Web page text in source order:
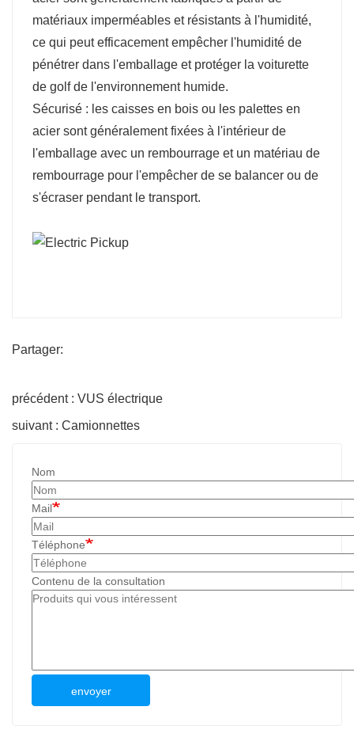
matériaux imperméables et résistants à l'humidité,
ce qui peut efficacement empêcher l'humidité de
pénétrer dans l'emballage et protéger la voiturette
de golf de l'environnement humide.
Sécurisé : les caisses en bois ou les palettes en
acier sont généralement fixées à l'intérieur de
l'emballage avec un rembourrage et un matériau de
rembourrage pour l'empêcher de se balancer ou de
s'écraser pendant le transport.
Partager:
précédent : VUS électrique
suivant : Camionnettes
Nom
Mail
Téléphone
Contenu de la consultation
envoyer